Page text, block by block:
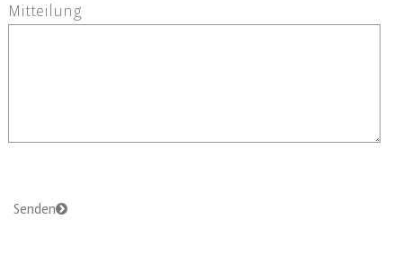
Mitteilung
Senden